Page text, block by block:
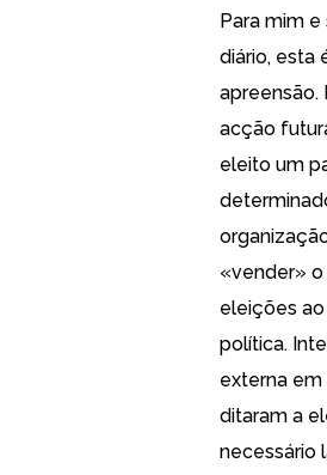
Para mim
diário, esta
apreensão.
acção
eleito um
«vender» o
eleições
política.
externa
ditaram a
necessário